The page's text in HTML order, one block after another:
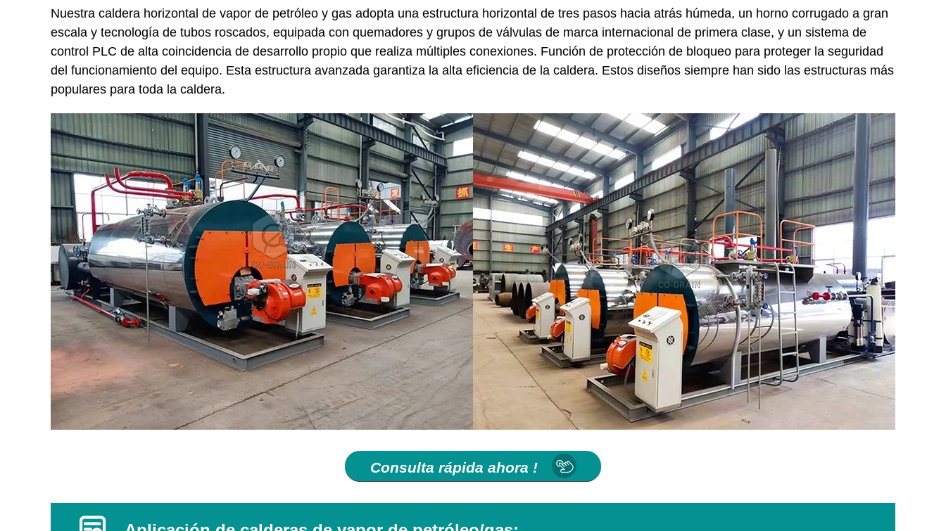
Nuestra caldera horizontal de vapor de petróleo y gas adopta una estructura horizontal de tres pasos hacia atrás húmeda, un horno corrugado a gran
escala y tecnología de tubos roscados, equipada con quemadores y grupos de válvulas de marca internacional de primera clase, y un sistema de
control PLC de alta coincidencia de desarrollo propio que realiza múltiples conexiones. Función de protección de bloqueo para proteger la seguridad
del funcionamiento del equipo. Esta estructura avanzada garantiza la alta eficiencia de la caldera. Estos diseños siempre han sido las estructuras más
populares para toda la caldera.
Consulta rápida ahora !